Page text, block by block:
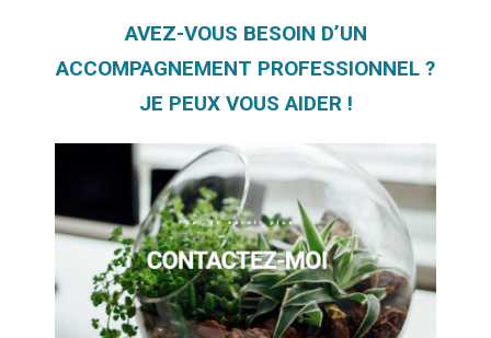
AVEZ-VOUS BESOIN D’UN
ACCOMPAGNEMENT PROFESSIONNEL ?
JE PEUX VOUS AIDER !